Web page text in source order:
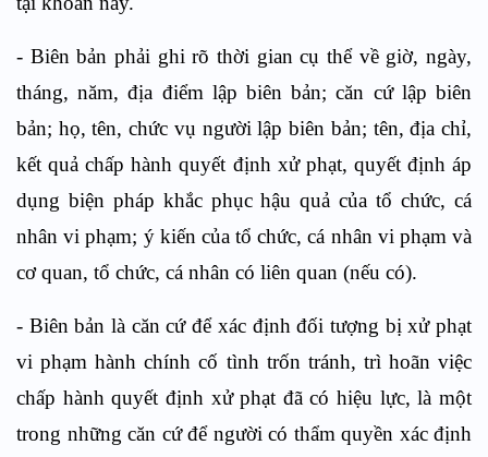
- Biên bản phải ghi rõ thời gian cụ thể về giờ, ngày,
tháng, năm, địa điểm lập biên bản; căn cứ lập biên
bản; họ, tên, chức vụ người lập biên bản; tên, địa chỉ,
kết quả chấp hành quyết định xử phạt, quyết định áp
dụng biện pháp khắc phục hậu quả của tổ chức, cá
nhân vi phạm; ý kiến của tổ chức, cá nhân vi phạm và
cơ quan, tổ chức, cá nhân có liên quan (nếu có).
- Biên bản là căn cứ để xác định đối tượng bị xử phạt
vi phạm hành chính cố tình trốn tránh, trì hoãn việc
chấp hành quyết định xử phạt đã có hiệu lực, là một
trong những căn cứ để người có thẩm quyền xác định